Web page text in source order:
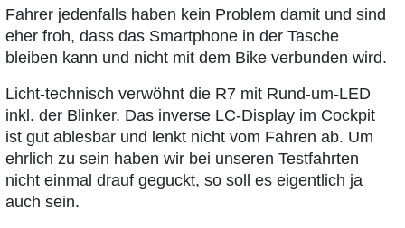
Fahrer jedenfalls haben kein Problem damit und sind
eher froh, dass das Smartphone in der Tasche
bleiben kann und nicht mit dem Bike verbunden wird.
Licht-technisch verwöhnt die R7 mit Rund-um-LED
inkl. der Blinker. Das inverse LC-Display im Cockpit
ist gut ablesbar und lenkt nicht vom Fahren ab. Um
ehrlich zu sein haben wir bei unseren Testfahrten
nicht einmal drauf geguckt, so soll es eigentlich ja
auch sein.